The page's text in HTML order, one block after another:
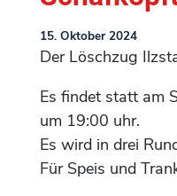
15. Oktober 2024
Der Löschzug
Es findet statt am
um 19:00 uhr.
Es wird in drei
Für Speis und